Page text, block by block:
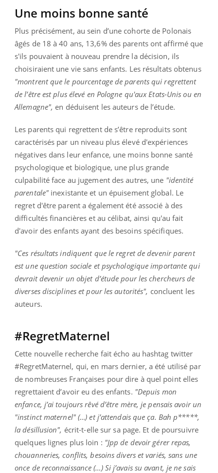
Une moins bonne santé
Plus précisément, au sein d’une cohorte de Polonais
âgés de 18 à 40 ans, 13,6% des parents ont affirmé que
s'ils pouvaient à nouveau prendre la décision, ils
choisiraient une vie sans enfants. Les résultats obtenus
"montrent que le pourcentage de parents qui regrettent
de l’être est plus élevé en Pologne qu'aux Etats-Unis ou en
Allemagne", en déduisent les auteurs de l’étude.
Les parents qui regrettent de s’être reproduits sont
caractérisés par un niveau plus élevé d'expériences
négatives dans leur enfance, une moins bonne santé
psychologique et biologique, une plus grande
culpabilité face au jugement des autres, une "identité
parentale" inexistante et un épuisement global. Le
regret d'être parent a également été associé à des
difficultés financières et au célibat, ainsi qu'au fait
d'avoir des enfants ayant des besoins spécifiques.
"Ces résultats indiquent que le regret de devenir parent
est une question sociale et psychologique importante qui
devrait devenir un objet d’étude pour les chercheurs de
diverses disciplines et pour les autorités", concluent les
auteurs.
#RegretMaternel
Cette nouvelle recherche fait écho au hashtag twitter
#RegretMaternel, qui, en mars dernier, a été utilisé par
de nombreuses Françaises pour dire à quel point elles
regrettaient d’avoir eu des enfants. "Depuis mon
enfance, j’ai toujours rêvé d’être mère, je pensais avoir un
"instinct maternel" (…) et j’attendais que ça. Bah p*****,
la désillusion", écrit-t-elle sur sa page. Et de poursuivre
quelques lignes plus loin : "Jpp de devoir gérer repas,
chouanneries, conflits, besoins divers et variés, sans une
once de reconnaissance (…) Si j’avais su avant, je ne sais